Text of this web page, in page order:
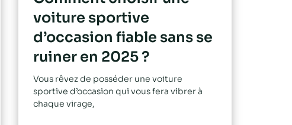
voiture sportive
d’occasion fiable sans se
ruiner en 2025 ?
Vous rêvez de posséder une voiture
sportive d’occasion qui vous fera vibrer à
chaque virage,